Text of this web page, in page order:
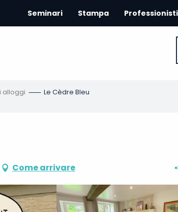
Seminari Stampa
alloggi Le Cèdre Bleu
Come arrivare